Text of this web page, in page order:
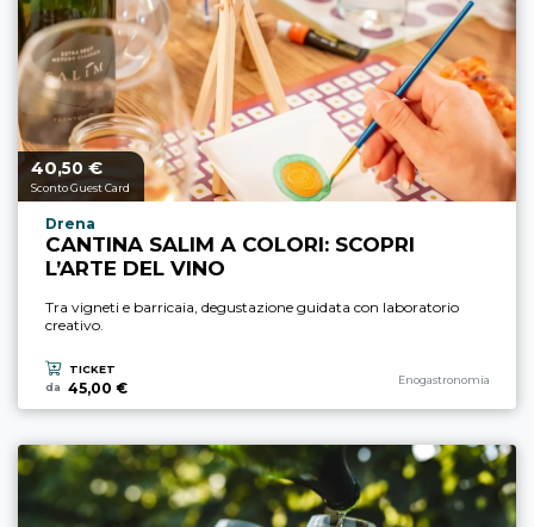
Prezzo a partire da
40,50 €
Sconto Guest Card
Località esperienza
Drena
CANTINA SALIM A COLORI: SCOPRI
L’ARTE DEL VINO
Tra vigneti e barricaia, degustazione guidata con laboratorio
creativo.
TICKET
da
45,00 €
Categoria esperienza
Enogastronomia